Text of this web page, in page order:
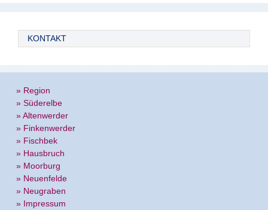
KONTAKT
» Region
» Süderelbe
» Altenwerder
» Finkenwerder
» Fischbek
» Hausbruch
» Moorburg
» Neuenfelde
» Neugraben
» Impressum